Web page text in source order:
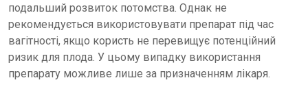
подальший розвиток потомства. Однак не
рекомендується використовувати препарат під час
вагітності, якщо користь не перевищує потенційний
ризик для плода. У цьому випадку використання
препарату можливе лише за призначенням лікаря.